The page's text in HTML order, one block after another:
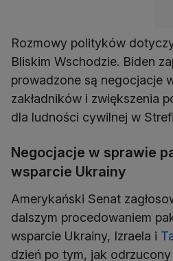
Rozmowy polityków
Bliskim Wschodzie. Biden
prowadzone są negocjacje
zakładników i zwiększenia
dla ludności cywilnej w
Negocjacje w sprawie
wsparcie Ukrainy
Amerykański Senat
dalszym procedowaniem
wsparcie Ukrainy, Izraela i
dzień po tym, jak